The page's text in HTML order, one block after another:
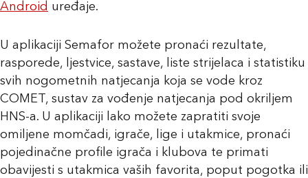
Android uređaje.
U aplikaciji Semafor možete pronaći rezultate,
rasporede, ljestvice, sastave, liste strijelaca i statistiku
svih nogometnih natjecanja koja se vode kroz
COMET, sustav za vođenje natjecanja pod okriljem
HNS-a. U aplikaciji lako možete zapratiti svoje
omiljene momčadi, igrače, lige i utakmice, pronaći
pojedinačne profile igrača i klubova te primati
obavijesti s utakmica vaših favorita, poput pogotka ili